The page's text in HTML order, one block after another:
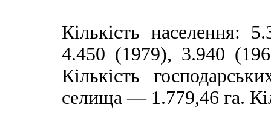
Кількість населення:
4.450 (1979), 3.940
Кількість
селища — 1.779,46 га.